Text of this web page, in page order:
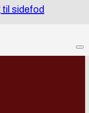
til sidefod